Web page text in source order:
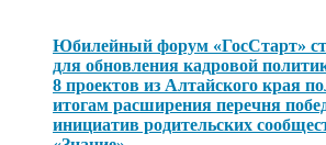
Юбилейный форум «ГосСтарт»
для обновления кадровой
8 проектов из Алтайского края
итогам расширения перечня
инициатив родительских